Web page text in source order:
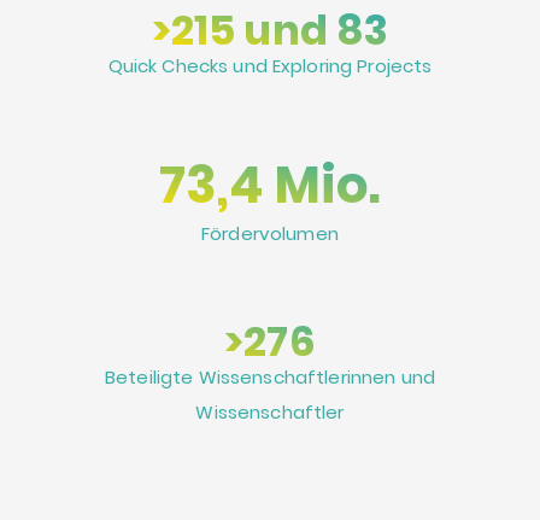
>215 und 83
Quick Checks und Exploring Projects
73,4 Mio.
Fördervolumen
>276
Beteiligte Wissenschaftlerinnen und
Wissenschaftler